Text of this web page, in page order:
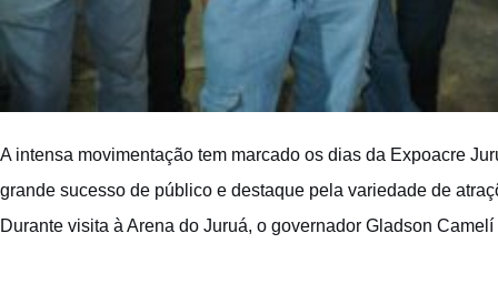
A intensa movimentação tem marcado os dias da Expoacre
grande sucesso de público e destaque pela variedade de
Durante visita à Arena do Juruá, o governador Gladson